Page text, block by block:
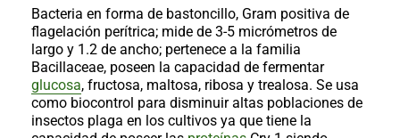
Planes
Glosario
Agroshow
Regístrate
suscríbete
al
Contáctenos
Bacteria en forma de bastoncillo, Gram positiva de
flagelación perítrica; mide de 3-5 micrómetros de
largo y 1.2 de ancho; pertenece a la familia
Bacillaceae, poseen la capacidad de fermentar
glucosa, fructosa, maltosa, ribosa y trealosa. Se usa
como biocontrol para disminuir altas poblaciones de
insectos plaga en los cultivos ya que tiene la